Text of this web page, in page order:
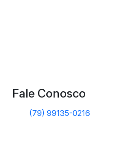
Fale Conosco
(79) 99135-0216